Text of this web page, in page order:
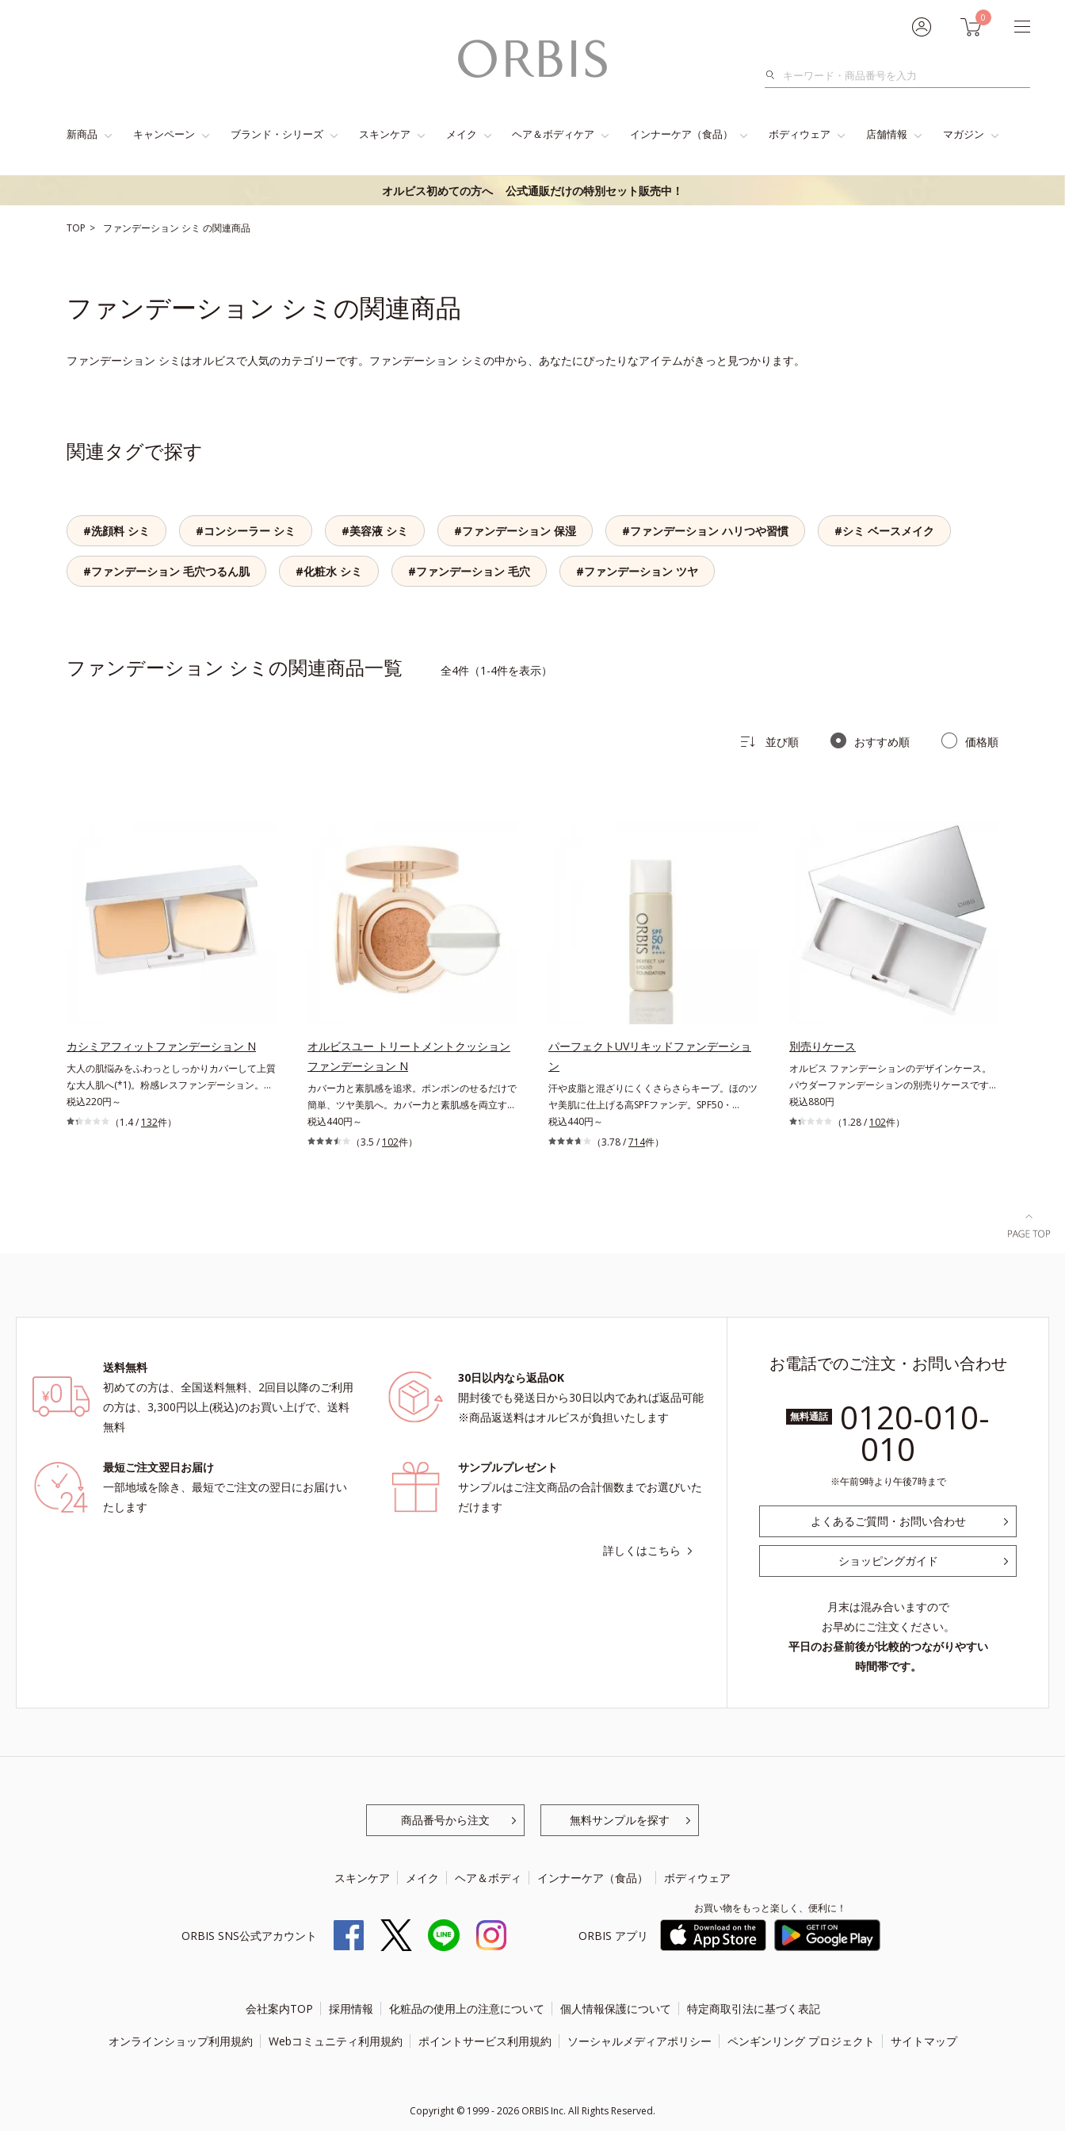
0
検
新商品 キャンペーン ブランド・シリーズ スキンケア メイク ヘア＆ボディケア インナーケア（食品） ボディウェア 店舗情報 マガジン
オルビス初めての方へ 公式通販だけの特別セット販売中！
TOP ファンデーション シミ の関連商品
ファンデーション シミの関連商品
ファンデーション シミはオルビスで人気のカテゴリーです。ファンデーション シミの中から、あなたにぴったりなアイテムがきっと見つかります。
関連タグで探す
#洗顔料 シミ #コンシーラー シミ #美容液 シミ #ファンデーション 保湿 #ファンデーション ハリつや習慣 #シミ ベースメイク
#ファンデーション 毛穴つるん肌 #化粧水 シミ #ファンデーション 毛穴 #ファンデーション ツヤ
ファンデーション シミの関連商品一覧 全4件（1-4件を表示）
並び順 おすすめ順 価格順
カシミアフィットファンデーション N
大人の肌悩みをふわっとしっかりカバーして上質
な大人肌へ(*1)。粉感レスファンデーション。大
人の肌悩みをふわっとしっかりカバーして、上質
な肌(*1)を演出するパウダーファンデーションで
税込220円～
（1.4 / 132件）
オルビスユー トリートメントクッション
ファンデーション N
カバー力と素肌感を追求。ポンポンのせるだけで
簡単、ツヤ美肌へ。カバー力と素肌感を両立す
る、簡単ツヤ美肌クッションファンデーションで
す。多方向へ光を拡散し、高いソフトフォーカス
税込440円～
（3.5 / 102件）
パーフェクトUVリキッドファンデーショ
ン
汗や皮脂と混ざりにくくさらさらキープ。ほのツ
ヤ美肌に仕上げる高SPFファンデ。SPF50・
PA++++で紫外線を強力カットしながら、さらさ
ら美肌が10時間(*)続くリキッドファンデーショ
税込440円～
（3.78 /714件）
別売りケース
オルビス ファンデーションのデザインケース。
パウダーファンデーションの別売りケースです。
シンプルで使いやすい上品なシルバーの別売りケ
ースは、タイムレスフィットファンデーション
税込880円
（1.28 / 102件）
送料無料
初めての方は、全国送料無料、2回目以降のご利用
の方は、3,300円以上(税込)のお買い上げで、送料
無料
30日以内なら返品OK
開封後でも発送日から30日以内であれば返品可能
※商品返送料はオルビスが負担いたします
最短ご注文翌日お届け
一部地域を除き、最短でご注文の翌日にお届けい
たします
サンプルプレゼント
サンプルはご注文商品の合計個数までお選びいた
だけます
詳しくはこちら
お電話でのご注文・お問い合わせ
無料通話 0120-010-
010
午前9時より午後7時まで
よくあるご質問・お問い合わせ
ショッピングガイド
月末は混み合いますので
お早めにご注文ください。
平日のお昼前後が比較的つながりやすい
時間帯です。
商品番号から注文 無料サンプルを探す
スキンケア メイク ヘア＆ボディ インナーケア（食品） ボディウェア
ORBIS SNS公式アカウント ORBIS アプリ
お買い物をもっと楽しく、便利に！
会社案内TOP 採用情報 化粧品の使用上の注意について 個人情報保護について 特定商取引法に基づく表記
オンラインショップ利用規約 Webコミュニティ利用規約 ポイントサービス利用規約 ソーシャルメディアポリシー ペンギンリング プロジェクト サイトマップ
Copyright © 1999 - 2026 ORBIS Inc. All Rights Reserved.